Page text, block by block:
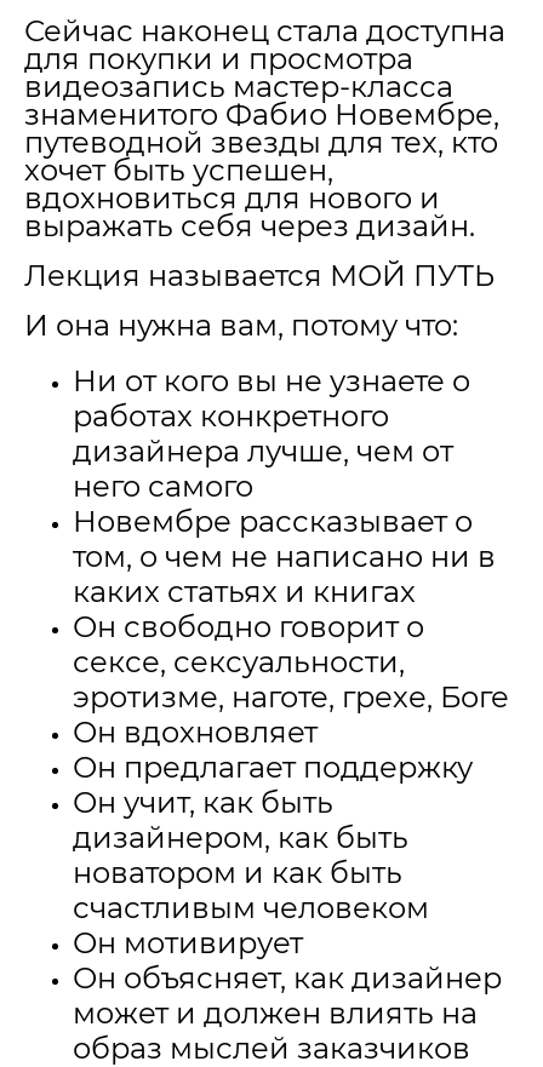
Сейчас наконец стала доступна
для покупки и просмотра
видеозапись мастер-класса
знаменитого Фабио Новембре,
путеводной звезды для тех, кто
хочет быть успешен,
вдохновиться для нового и
выражать себя через дизайн.
Лекция называется МОЙ ПУТЬ
И она нужна вам, потому что:
Ни от кого вы не узнаете о
работах конкретного
дизайнера лучше, чем от
него самого
Новембре рассказывает о
том, о чем не написано ни в
каких статьях и книгах
Он свободно говорит о
сексе, сексуальности,
эротизме, наготе, грехе, Боге
Он вдохновляет
Он предлагает поддержку
Он учит, как быть
дизайнером, как быть
новатором и как быть
счастливым человеком
Он мотивирует
Он объясняет, как дизайнер
может и должен влиять на
образ мыслей заказчиков